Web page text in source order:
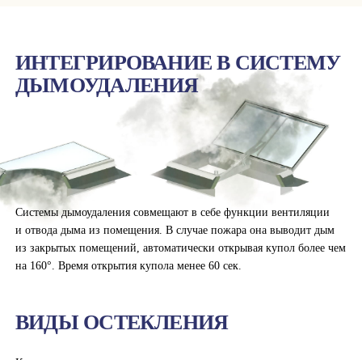
ИНТЕГРИРОВАНИЕ В СИСТЕМУ
ДЫМОУДАЛЕНИЯ
Системы дымоудаления совмещают в себе функции вентиляции
и отвода дыма из помещения. В случае пожара она выводит дым
из закрытых помещений, автоматически открывая купол более чем
на 160°. Время открытия купола менее 60 сек.
ВИДЫ ОСТЕКЛЕНИЯ